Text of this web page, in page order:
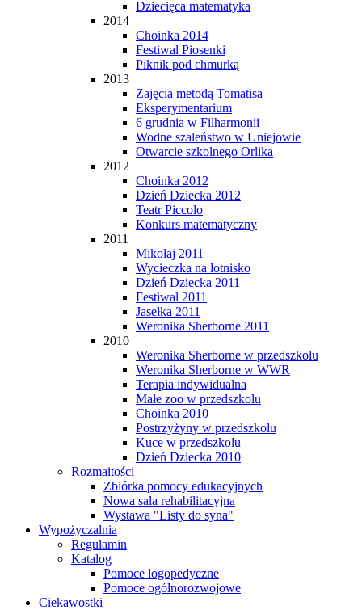
Dziecięca matematyka
2014
Choinka 2014
Festiwal Piosenki
Piknik pod chmurką
2013
Zajęcia metodą Tomatisa
Eksperymentarium
6 grudnia w Filharmonii
Wodne szaleństwo w Uniejowie
Otwarcie szkolnego Orlika
2012
Choinka 2012
Dzień Dziecka 2012
Teatr Piccolo
Konkurs matematyczny
2011
Mikołaj 2011
Wycieczka na lotnisko
Dzień Dziecka 2011
Festiwal 2011
Jasełka 2011
Weronika Sherborne 2011
2010
Weronika Sherborne w przedszkolu
Weronika Sherborne w WWR
Terapia indywidualna
Małe zoo w przedszkolu
Choinka 2010
Postrzyżyny w przedszkolu
Kuce w przedszkolu
Dzień Dziecka 2010
Rozmaitości
Zbiórka pomocy edukacyjnych
Nowa sala rehabilitacyjna
Wystawa "Listy do syna"
Wypożyczalnia
Regulamin
Katalog
Pomoce logopedyczne
Pomoce ogólnorozwojowe
Ciekawostki